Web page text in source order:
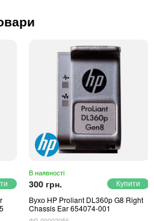
В наявності
300 грн.
Вухо HP Proliant DL360p G8 Right
Chassis Ear 654074-001